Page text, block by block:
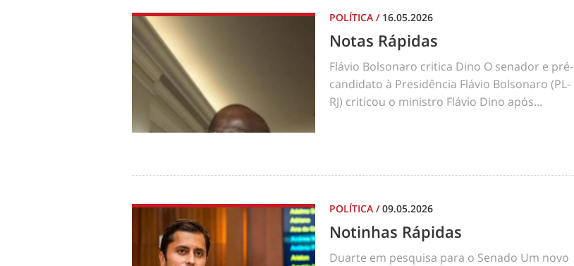
POLÍTICA / 16.05.2026
Notas Rápidas
Flávio Bolsonaro critica Dino O senador e pré-
candidato à Presidência Flávio Bolsonaro (PL-
RJ) criticou o ministro Flávio Dino após...
POLÍTICA /09.05.2026
Notinhas Rápidas
Duarte em pesquisa para o Senado Um novo